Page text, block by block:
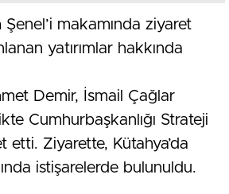
makamında ziyaret
yatırımlar hakkında
Demir, İsmail Çağlar
Cumhurbaşkanlığı Strateji
etti. Ziyarette, Kütahya’da
istişarelerde bulunuldu.